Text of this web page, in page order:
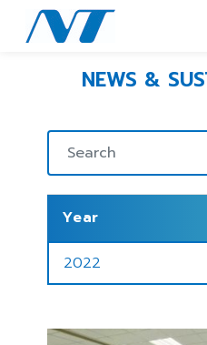
NEWS &
Year
2022